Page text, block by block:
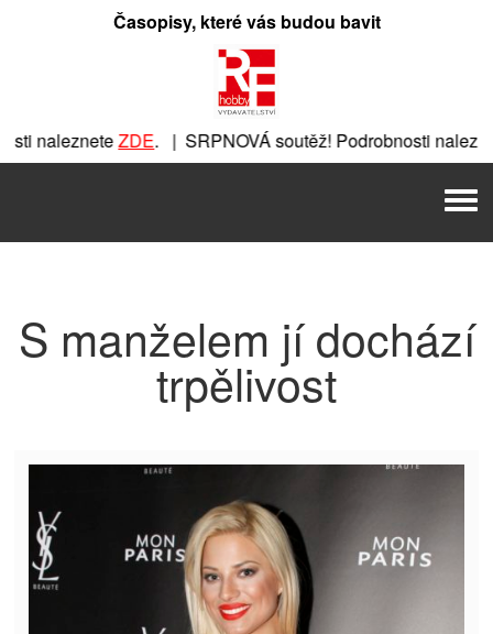
Časopisy, které vás budou bavit
nalezneteZDE. | SRPNOVÁ soutěž! Podrobnosti
. |
S manželem jí dochází
trpělivost